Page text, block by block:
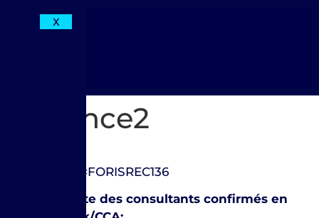
X
annonce2
Référence : #FORISREC136
FORIS recrute des consultants confirmés en